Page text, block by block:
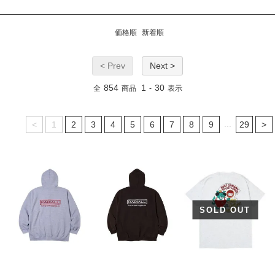
価格順 新着順
< Prev Next >
全 854 商品 1 - 30 表示
< 1 2 3 4 5 6 7 8 9 29 >
SOLD OUT